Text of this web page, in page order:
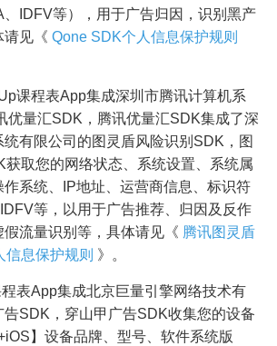
IDFV等），用于广告归因，识别黑产
请见《 Qone SDK个人信息保护规则
课程表App集成深圳市腾讯计算机系
优量汇SDK，腾讯优量汇SDK集成了深
有限公司的图灵盾风险识别SDK，图
获取您的网络状态、系统设置、系统属
系统、IP地址、运营商信息、标识符
等，以用于广告推荐、归因及反作
流量识别等，具体请见《 腾讯图灵盾
信息保护规则 》。
表App集成北京巨量引擎网络技术有
告SDK，穿山甲广告SDK收集您的设备
】设备品牌、型号、软件系统版